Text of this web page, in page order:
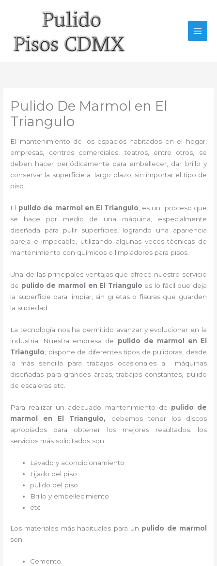
Pulido De Marmol en El
Triangulo
El mantenimiento de los espacios habitados en el hogar,
empresas, centros comerciales, teatros, entre otros, se
deben hacer periódicamente para embellecer, dar brillo y
conservar la superficie a largo plazo, sin importar el tipo de
piso.
El pulido de marmol en El Triangulo , es un proceso que
se hace por medio de una máquina, especialmente
diseñada para pulir superficies, logrando una apariencia
pareja e impecable, utilizando algunas veces técnicas de
mantenimiento con químicos o limpiadores para pisos.
Una de las principales ventajas que ofrece nuestro servicio
de pulido de marmol en El Triangulo es lo fácil que deja
la superficie para limpiar, sin grietas o fisuras que guarden
la suciedad.
La tecnología nos ha permitido avanzar y evolucionar en la
industria. Nuestra empresa de pulido de marmol
en El
Triangulo , dispone de diferentes tipos de pulidoras, desde
la más sencilla para trabajos ocasionales a máquinas
diseñadas para grandes áreas, trabajos constantes, pulido
de escaleras etc.
Para realizar un adecuado mantenimiento de pulido de
marmol
en El Triangulo, debemos tener los discos
apropiados para obtener los mejores resultados. los
servicios más solicitados son:
Lavado y acondicionamiento
Lijado del piso
pulido del piso
Brillo y embellecimiento
etc
Los materiales más habituales para un pulido de marmol
son:
Cemento.